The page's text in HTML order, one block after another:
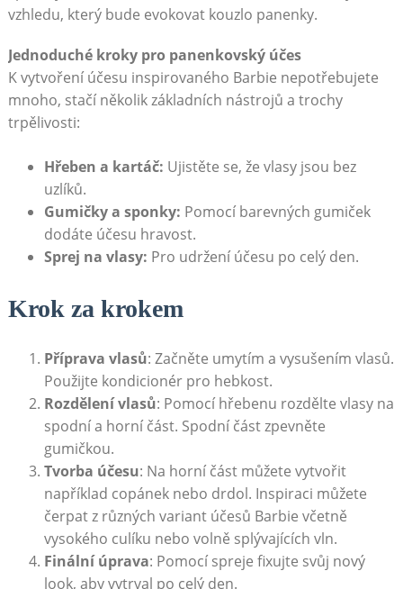
vzhledu, který bude evokovat kouzlo panenky.
Jednoduché kroky pro panenkovský účes
K vytvoření účesu inspirovaného Barbie nepotřebujete
mnoho, stačí několik základních nástrojů a trochy
trpělivosti:
Hřeben a kartáč: Ujistěte se, že vlasy jsou bez
uzlíků.
Gumičky a sponky: Pomocí barevných gumiček
dodáte účesu hravost.
Sprej na vlasy: Pro udržení účesu po celý den.
Krok za krokem
Příprava vlasů: Začněte umytím a vysušením vlasů.
Použijte kondicionér pro hebkost.
Rozdělení vlasů: Pomocí hřebenu rozdělte vlasy na
spodní a horní část. Spodní část zpevněte
gumičkou.
Tvorba účesu: Na horní část můžete vytvořit
například copánek nebo drdol. Inspiraci můžete
čerpat z různých variant účesů Barbie včetně
vysokého culíku nebo volně splývajících vln.
Finální úprava: Pomocí spreje fixujte svůj nový
look, aby vytrval po celý den.